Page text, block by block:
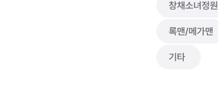
창채소녀정원
록맨/메가맨
기타